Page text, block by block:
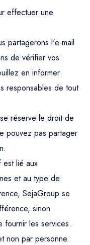
effectuer une
partagerons l'e-mail
de vérifier vos
en informer
responsables de tout
réserve le droit de
pouvez pas partager
est lié aux
et au type de
SejaGroup se
sinon
fournir les services.
non par personne.